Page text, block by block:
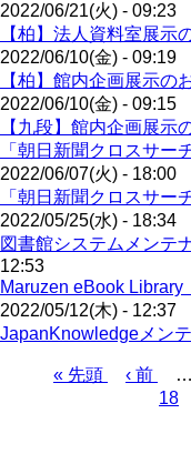
2022/06/21(火) - 09:23
【柏】法人資料室展示
2022/06/10(金) - 09:19
【柏】館内企画展示の
2022/06/10(金) - 09:15
【九段】館内企画展示
「朝日新聞クロスサー
2022/06/07(火) - 18:00
「朝日新聞クロスサー
2022/05/25(水) - 18:34
図書館システムメンテ
12:53
Maruzen eBook
2022/05/12(木) - 12:37
JapanKnowledgeメン
先
« 先頭
前
‹ 前 …
ペ
18